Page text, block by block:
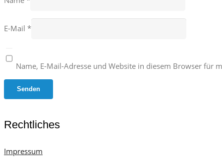
E-Mail *
Name, E-Mail-Adresse und Website in diesem Browser für
Rechtliches
Impressum